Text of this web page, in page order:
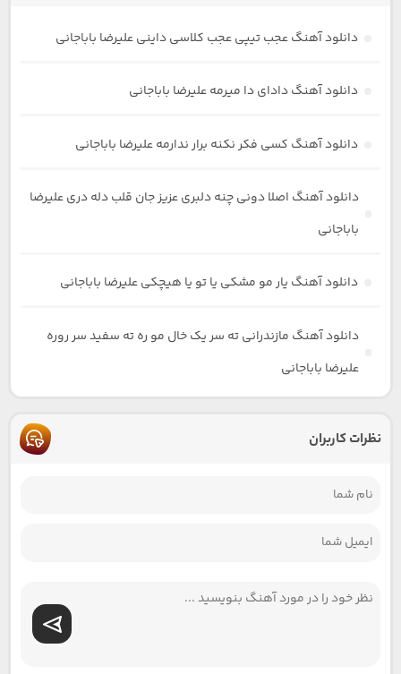
دانلود آهنگ عجب تیپی عجب کلاسی داینی علیرضا باباجانی
دانلود آهنگ دادای دا میرمه علیرضا باباجانی
دانلود آهنگ کسی فکر نکنه برار ندارمه علیرضا باباجانی
دانلود آهنگ اصلا دونی چنه دلبری عزیز جان قلب دله دری علیرضا
باباجانی
دانلود آهنگ یار مو مشکی یا تو یا هیچکی علیرضا باباجانی
دانلود آهنگ مازندرانی ته سر یک خال مو ره ته سفید سر روره
علیرضا باباجانی
نظرات کاربران